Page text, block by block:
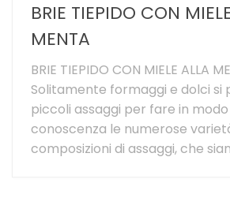
BRIE TIEPIDO CON
MENTA
BRIE TIEPIDO CON MIELE ALLA
Solitamente formaggi e dolci si
piccoli assaggi per fare in
conoscenza le numerose
composizioni di assaggi, che